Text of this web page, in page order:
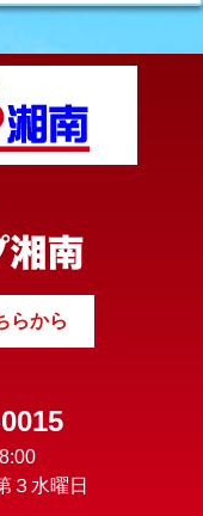
らから
３水曜日